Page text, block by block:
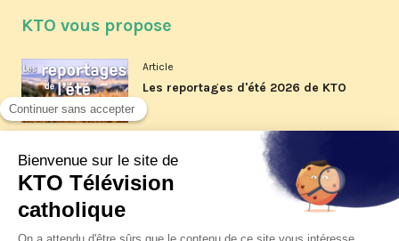
KTO vous propose
Article
Les reportages d'été 2026 de KTO
La visite pastorale du pape Léon
XIV à Assise à suivre sur KTO le
jeudi 6 août
Article